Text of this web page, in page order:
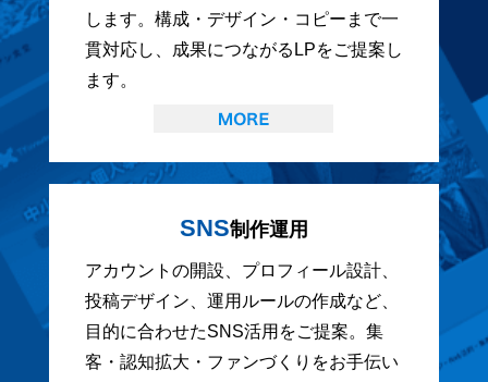
します。構成・デザイン・コピーまで一
貫対応し、成果につながるLPをご提案し
ます。
SNS制作運用
アカウントの開設、プロフィール設計、
投稿デザイン、運用ルールの作成など、
目的に合わせたSNS活用をご提案。集
客・認知拡大・ファンづくりをお手伝い